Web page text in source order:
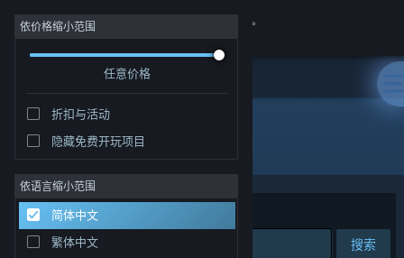
登录
社区
关于
客服
依价格缩小范围
任意价格
折扣与活动
隐藏免费开玩项目
依语言缩小范围
简体中文
繁体中文
开发者: Evil Raptor
排序依据 相关性
搜索